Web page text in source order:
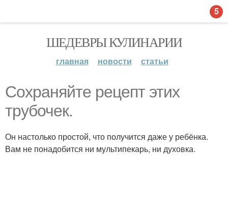
ШЕДЕВРЫ КУЛИНАРИИ
главная новости статьи
Сохраняйте рецепт этих
трубочек.
Он настолько простой, что получится даже у ребёнка.
Вам не понадобится ни мультипекарь, ни духовка.
5